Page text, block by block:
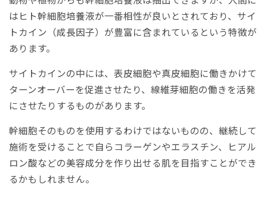
はヒト幹細胞培養液が一番相性が良いとされており、サイ
トカイン（成長因子）が豊富に含まれているという特徴が
あります。
サイトカインの中には、表皮細胞や真皮細胞に働きかけて
ターンオーバーを促進させたり、線維芽細胞の働きを活発
にさせたりするものがあります。
幹細胞そのものを使用するわけではないものの、継続して
施術を受けることで自らコラーゲンやエラスチン、ヒアル
ロン酸などの美容成分を作り出せる肌を目指すことができ
るかもしれません。